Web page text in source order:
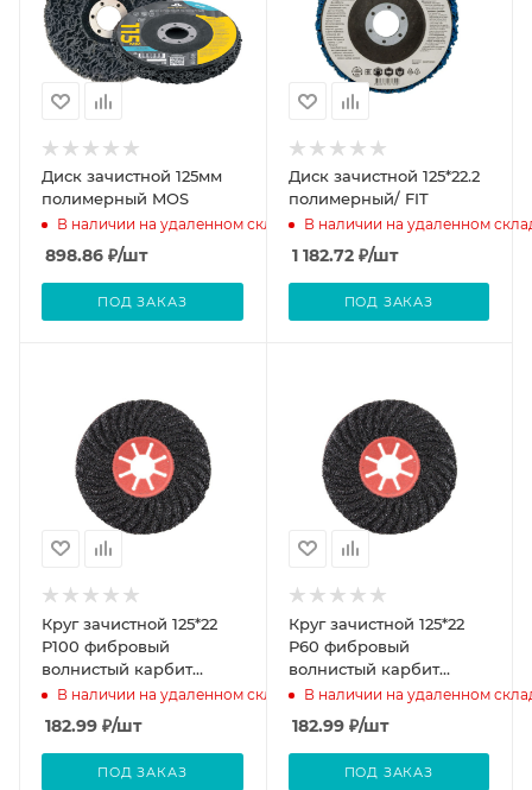
Диск зачистной 125мм
полимерный MOS
В наличии на удаленном складе
898.86 ₽/шт
ПОД ЗАКАЗ
Диск зачистной 125*22.2
полимерный/ FIT
В наличии на удаленном
1 182.72₽/шт
ПОД ЗАКАЗ
Круг зачистной 125*22
Р100 фибровый
волнистый карбит
кремния черный Semtul
В наличии на удаленном складе
182.99 ₽/шт
ПОД ЗАКАЗ
Круг зачистной 125*22
Р60 фибровый
волнистый карбит
кремния черный Semtul
В наличии на удаленном
182.99₽/шт
ПОД ЗАКАЗ